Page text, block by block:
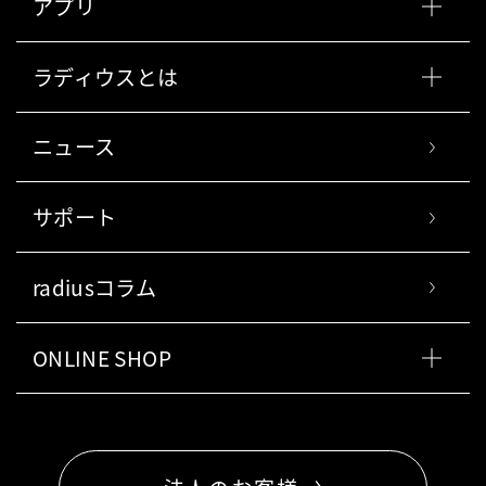
アプリ
ラディウスとは
ニュース
サポート
radiusコラム
ONLINE SHOP